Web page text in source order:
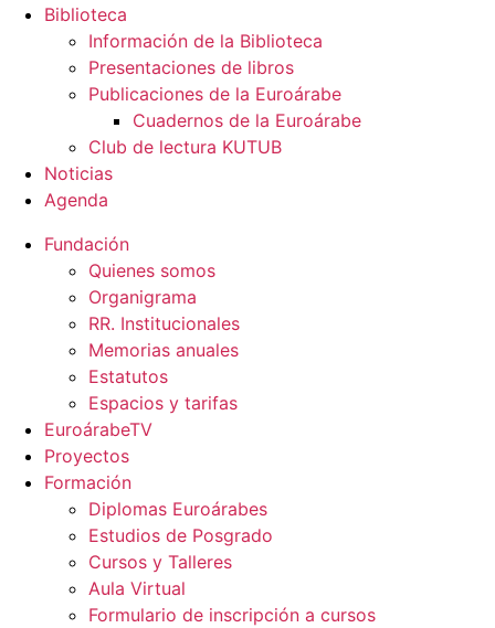
Biblioteca
Información de la Biblioteca
Presentaciones de libros
Publicaciones de la Euroárabe
Cuadernos de la Euroárabe
Club de lectura KUTUB
Noticias
Agenda
Fundación
Quienes somos
Organigrama
RR. Institucionales
Memorias anuales
Estatutos
Espacios y tarifas
EuroárabeTV
Proyectos
Formación
Diplomas Euroárabes
Estudios de Posgrado
Cursos y Talleres
Aula Virtual
Formulario de inscripción a cursos